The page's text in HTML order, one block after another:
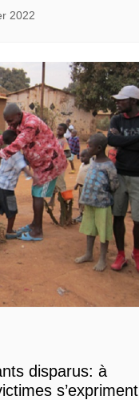
2022
disparus: à
s’expriment